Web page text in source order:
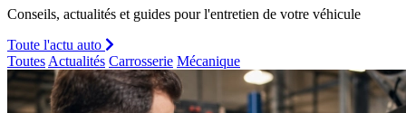
Conseils, actualités et guides pour l'entretien de votre véhicule
Toute l'actu auto
Toutes Actualités Carrosserie Mécanique